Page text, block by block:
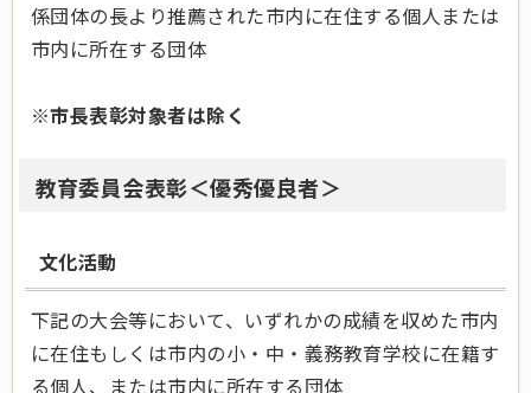
係団体の長より推薦された市内に在住する個人または
市内に所在する団体
※市長表彰対象者は除く
教育委員会表彰＜優秀優良者＞
文化活動
下記の大会等において、いずれかの成績を収めた市内
に在住もしくは市内の小・中・義務教育学校に在籍す
る個人、または市内に所在する団体